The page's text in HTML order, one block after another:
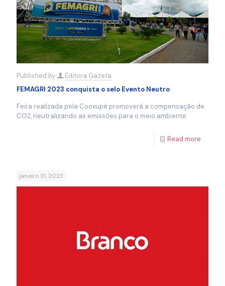
Published by
Editora Gazeta
FEMAGRI 2023 conquista o selo Evento Neutro
Feira realizada pela Cooxupé promoverá a compensação de
CO2, neutralizando as emissões para o meio ambiente
Read more
janeiro 31, 2023